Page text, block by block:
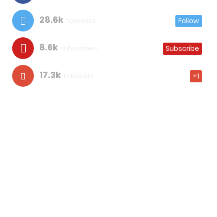
28.6k Follow
8.6k Subscribe
17.3k +1